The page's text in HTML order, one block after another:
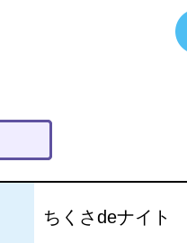
ちくさdeナイト